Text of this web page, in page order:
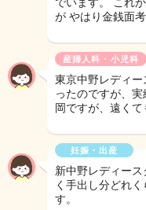
が やはり金銭面
産婦人科・小児科
東京中野レディ
ったのですが、
岡ですが、遠く
妊娠・出産
新中野レディー
く手出し分どれ
す。